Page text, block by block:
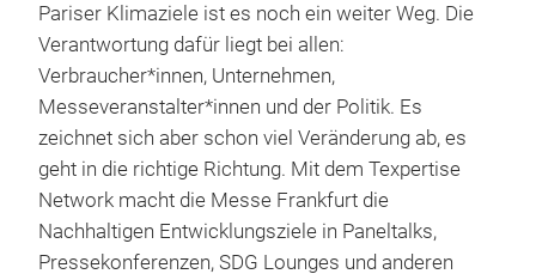
Pariser Klimaziele ist es noch ein weiter Weg. Die
Verantwortung dafür liegt bei allen:
Verbraucher*innen, Unternehmen,
Messeveranstalter*innen und der Politik. Es
zeichnet sich aber schon viel Veränderung ab, es
geht in die richtige Richtung. Mit dem Texpertise
Network macht die Messe Frankfurt die
Nachhaltigen Entwicklungsziele in Paneltalks,
Pressekonferenzen, SDG Lounges und anderen